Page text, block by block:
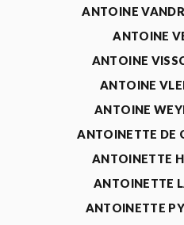
ANTOINE
ANTOINE
ANTOINE
ANTOINE
ANTOINE
ANTOINETTE DE
ANTOINETTE
ANTOINETTE
ANTOINETTE